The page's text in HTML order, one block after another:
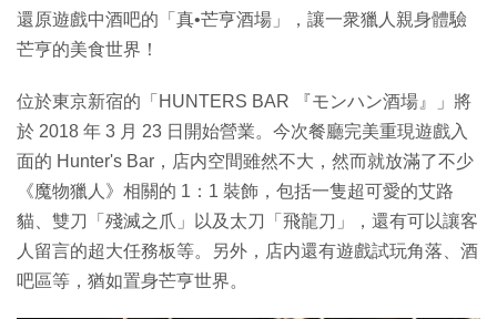
還原遊戲中酒吧的「真•芒亨酒場」，讓一衆獵人親身體驗
芒亨的美食世界！
位於東京新宿的「HUNTERS BAR 『モンハン酒場』」將
於 2018 年 3 月 23 日開始營業。今次餐廳完美重現遊戲入
面的 Hunter's Bar，店内空間雖然不大，然而就放滿了不少
《魔物獵人》相關的 1：1 裝飾，包括一隻超可愛的艾路
貓、雙刀「殘滅之爪」以及太刀「飛龍刀」，還有可以讓客
人留言的超大任務板等。另外，店内還有遊戲試玩角落、酒
吧區等，猶如置身芒亨世界。